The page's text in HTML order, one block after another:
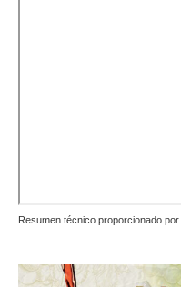
Resumen técnico proporcionado por